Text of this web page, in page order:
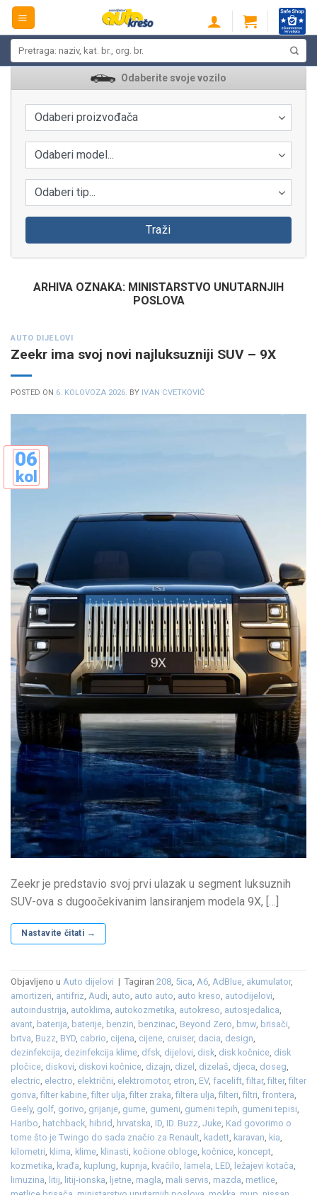
Skip
content
Odaberite svoje vozilo
Odaberi proizvođača
Odaberi model...
Odaberi tip...
Traži
ARHIVA OZNAKA: MINISTARSTVO UNUTARNJIH
POSLOVA
AUTO DIJELOVI
Zeekr ima svoj novi najluksuzniji SUV – 9X
POSTED ON 6. KOLOVOZA 2026. BY IVAN CVETKOVIĆ
06
kol
Zeekr je predstavio svoj prvi ulazak u segment luksuznih
SUV-ova s ​​dugoočekivanim lansiranjem modela 9X, […]
Nastavite čitati →
Objavljeno u Auto dijelovi | Tagiran 208, 5ica, A6, AdBlue, akumulator,
amortizeri, antifriz, Audi, auto, auto auto, auto kreso, autodijelovi,
autoindustrija, autoklima, autokozmetika, autokreso, autosjedalica,
avant, baterija, baterije, benzin, benzinac, Beyond Zero, bmw, brisači,
brtva, Buzz, BYD, cabrio, cijena, cijene, cruiser, dacia, design,
dezinfekcija, dezinfekcija klime, dfsk, dijelovi, disk, disk kočnice, disk
pločice, diskovi, diskovi kočnice, dizajn, dizel , dizelaš, djeca, doseg,
electric, electro, električni, elektromotor, etron, EV, facelift,filtar,filter,filter
goriva,filter kabine,filter ulja,filter zraka,filtera ulja,filteri,filtri, frontera,
Geely, golf, gorivo, grijanje, gume, gumeni, gumeni tepih, gumeni tepisi,
Haribo, hatchback, hibrid, hrvatska, ID, ID. Buzz, Juke, Kad govorimo o
tome što je Twingo do sada značio za Renault, kadett, karavan, kia,
kilometri, klima, klime, klinasti, kočione obloge, kočnice, koncept,
kozmetika, krađa, kuplung, kupnja, kvačilo, lamela, LED, ležajevi kotača,
limuzina, litij, litij-ionska, ljetne, magla, mali servis, mazda, metlice,